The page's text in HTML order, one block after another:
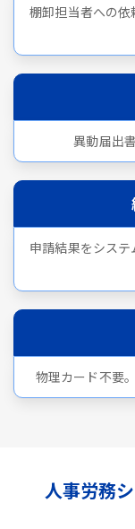
棚卸担当者への
異動届出
申請結果をシス
物理カード不要
人事労務